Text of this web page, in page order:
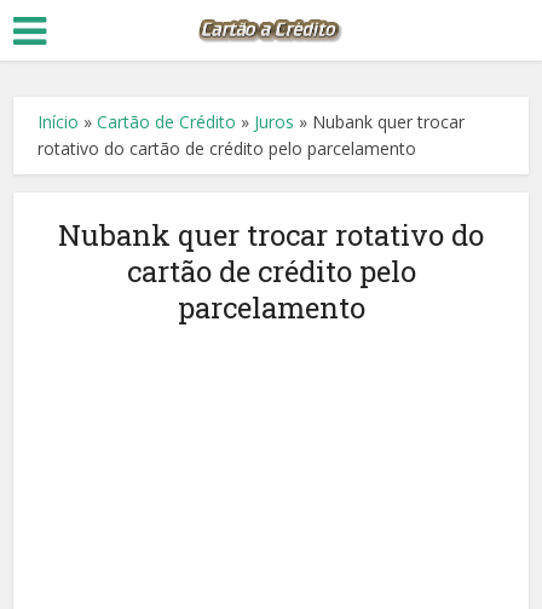
Início »Cartão de Crédito » Juros » Nubank quer trocar
rotativo do cartão de crédito pelo parcelamento
Nubank quer trocar rotativo do
cartão de crédito pelo
parcelamento